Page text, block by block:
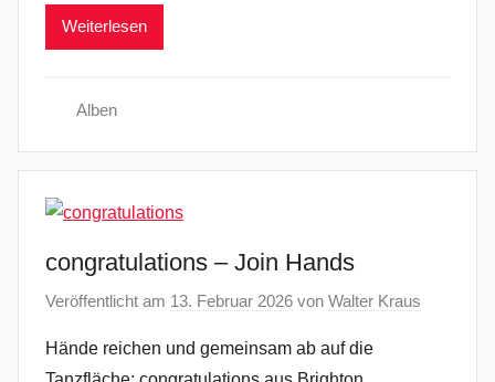
Weiterlesen
Alben
congratulations – Join Hands
Veröffentlicht am 13. Februar 2026 von Walter Kraus
Hände reichen und gemeinsam ab auf die